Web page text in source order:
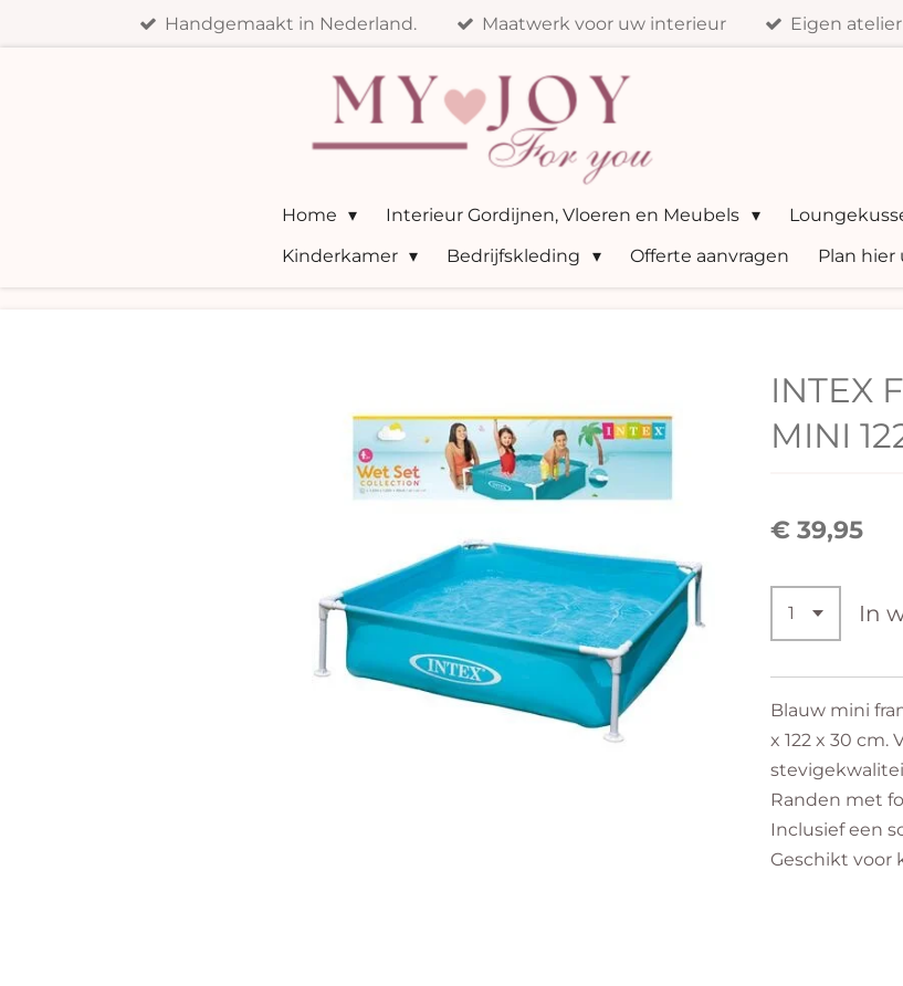
Handgemaakt in Nederland. Maatwerk voor uw interieur Eigen atelier
Home Interieur Gordijnen, Vloeren en Meubels
Kinderkamer
Bedrijfskleding Offerte aanvragen Plan hier
INTEX
MINI
€ 39,95
In
Blauw mini
x 122 x 30 cm.
Randen met
Inclusief een
Geschikt voor